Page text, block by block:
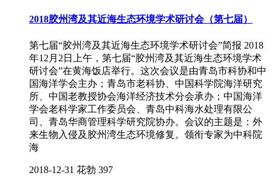
2018胶州湾及其近海生态环境学术研讨会（第七届）
第七届“胶州湾及其近海生态环境学术研讨会”简报 2018
年12月2日上午，第七届“胶州湾及其近海生态环境学术
研讨会”在黄海饭店举行。这次会议是由青岛市科协和中
国海洋学会主办；青岛市老科协、中国科学院海洋研究
所、中国老教授协会海洋经济技术分会承办；中国海洋
学会老科学家工作委员会、青岛中科海水处理有限公
司、青岛华商管理科学研究院协办。会议的主题是：外
来生物入侵及胶州湾生态环境修复。领衔专家为中科院
海
2018-12-31 花勃 397